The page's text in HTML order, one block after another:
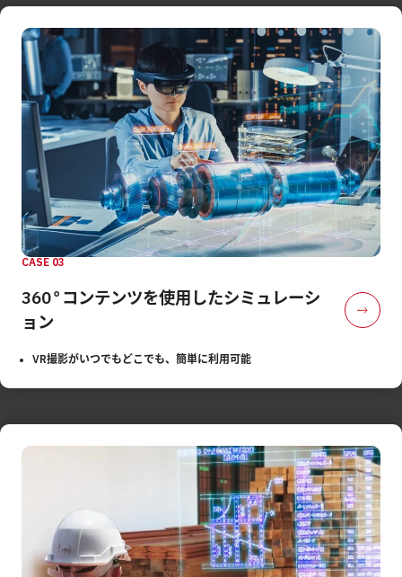
CASE 03
360°コンテンツを使用したシミュレーシ
ョン
VR撮影がいつでもどこでも、簡単に利用可能